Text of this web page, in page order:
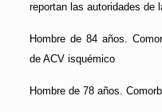
reportan las autoridades de
Hombre de 84 años.
de ACV isquémico
Hombre de 78 años.